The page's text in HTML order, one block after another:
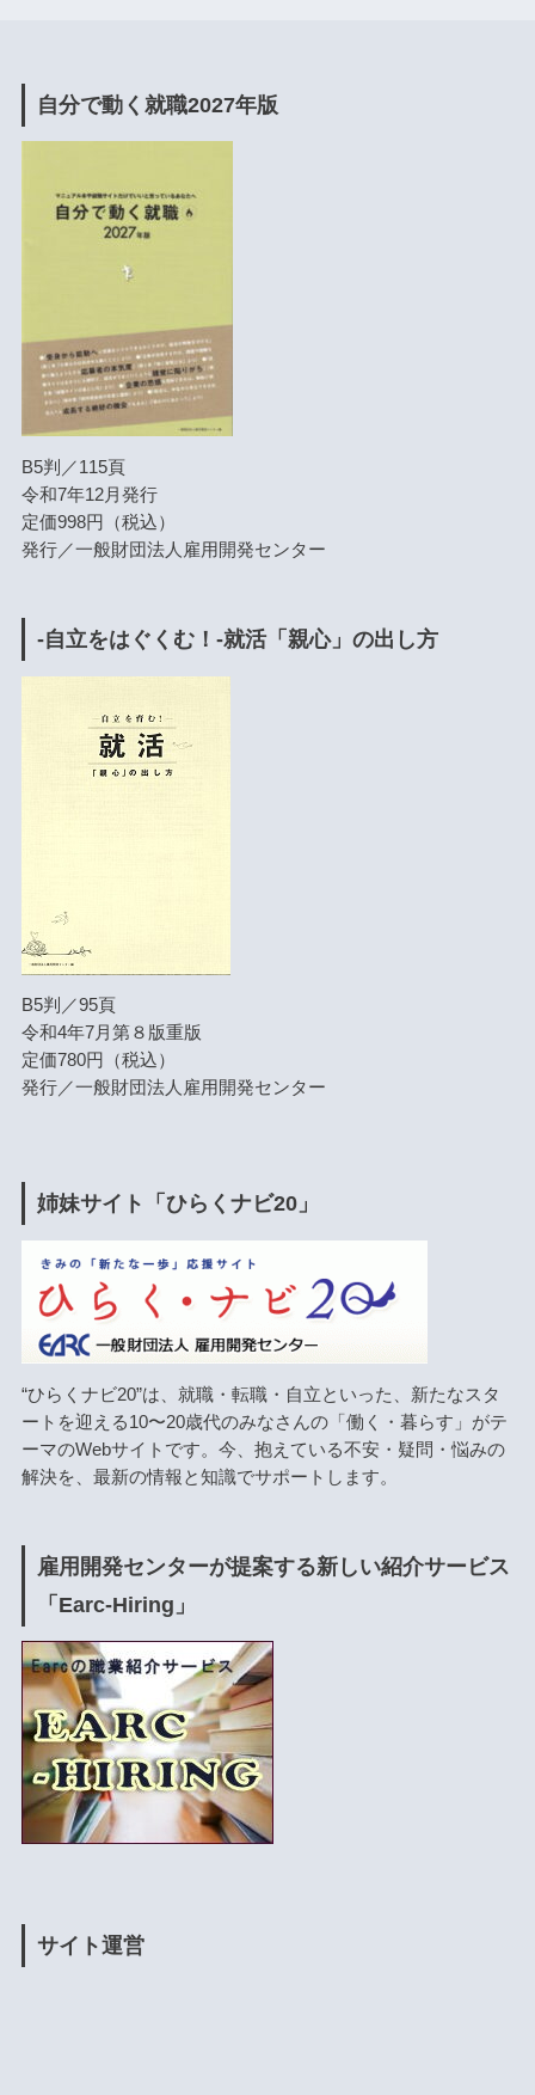
自分で動く就職2027年版
B5判／115頁
令和7年12月発行
定価998円（税込）
発行／一般財団法人雇用開発センター
-自立をはぐくむ！-就活「親心」の出し方
B5判／95頁
令和4年7月第８版重版
定価780円（税込）
発行／一般財団法人雇用開発センター
姉妹サイト「ひらくナビ20」
“ひらくナビ20”は、就職・転職・自立といった、新たなスタ
ートを迎える10〜20歳代のみなさんの「働く・暮らす」がテ
ーマのWebサイトです。今、抱えている不安・疑問・悩みの
解決を、最新の情報と知識でサポートします。
雇用開発センターが提案する新しい紹介サービス
「Earc-Hiring」
サイト運営